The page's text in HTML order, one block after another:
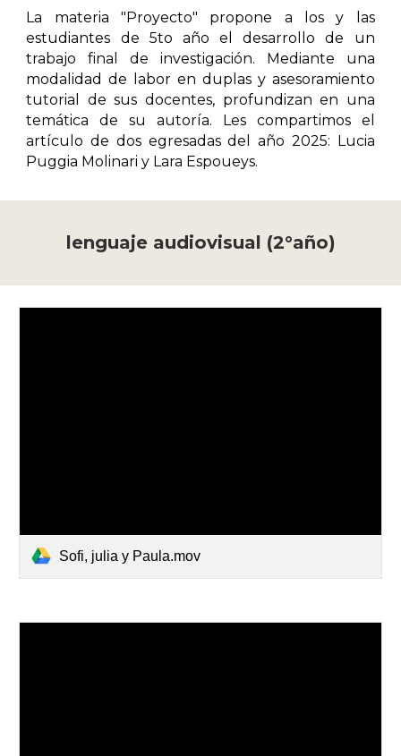
La materia "Proyecto" propone a los y las
estudiantes de 5to año el desarrollo de un
trabajo final de investigación. Mediante una
modalidad de labor en duplas y asesoramiento
tutorial de sus docentes, profundizan en una
temática de su autoría. Les compartimos el
artículo de dos egresadas del año 2025: Lucia
Puggia Molinari y Lara Espoueys.
lenguaje audiovisual (2°año)
Sofi, julia y Paula.mov